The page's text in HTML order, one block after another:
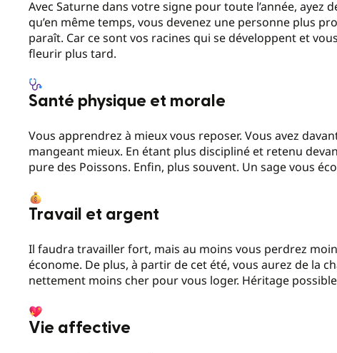
Avec Saturne dans votre signe pour toute l’année, ayez
qu’en même temps, vous devenez une personne plus
paraît. Car ce sont vos racines qui se développent et
fleurir plus tard.
Santé physique et morale
Vous apprendrez à mieux vous reposer. Vous avez
mangeant mieux. En étant plus discipliné et retenu
pure des Poissons. Enfin, plus souvent. Un sage vous
Travail et argent
Il faudra travailler fort, mais au moins vous perdrez
économe. De plus, à partir de cet été, vous aurez de la
nettement moins cher pour vous loger. Héritage
Vie affective